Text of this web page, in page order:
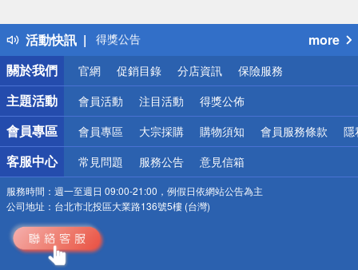
活動快訊
得獎公告
熱門話題
銀行優惠
偏遠地區配送
詐騙網頁！請小心！
more
關於我們
官網 促銷目錄 分店資訊 保險服務
主題活動 會員活動 注目活動 得獎公佈
會員專區 會員專區 大宗採購 購物須知 會員服務條款 隱
客服中心 常見問題 服務公告 意見信箱
服務時間： 週一至週日 09:00-21:00，例假日依網站公告為主
公司地址： 台北市北投區大業路136號5樓 (台灣)